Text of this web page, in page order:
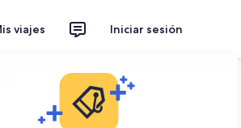
viajes Iniciar sesión